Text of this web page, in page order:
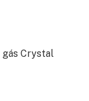
gás Crystal